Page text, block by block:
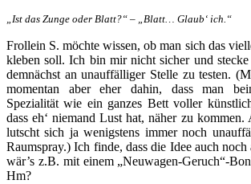
„Ist das Zunge oder Blatt?“ – „Blatt… Glaub‘ ich.“
Frollein S. möchte wissen, ob man sich das
kleben soll. Ich bin mir nicht sicher und
demnächst an unauffälliger Stelle zu testen.
momentan aber eher dahin, dass man
Spezialität wie ein ganzes Bett voller
dass eh‘ niemand Lust hat, näher zu
lutscht sich ja wenigstens immer noch
Raumspray.) Ich finde, dass die Idee auch
wär’s z.B. mit einem „Neuwagen-Geruch“-
Hm?